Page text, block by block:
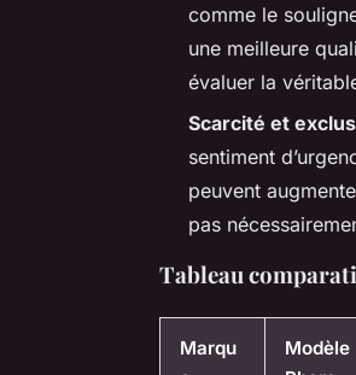
comme le
une meilleure
évaluer la
Scarcité et
sentiment
peuvent
pas
Tableau
Marqu
Modèle